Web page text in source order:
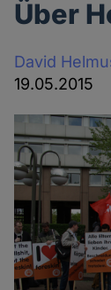
Über
David
19.05.2015